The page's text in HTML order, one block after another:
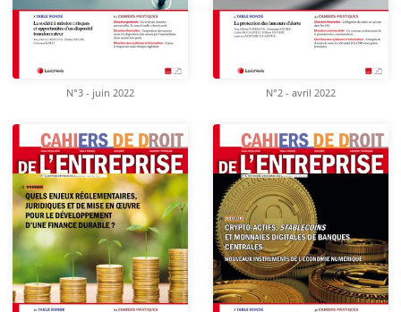
N°3 - juin 2022 N°2 - avril 2022